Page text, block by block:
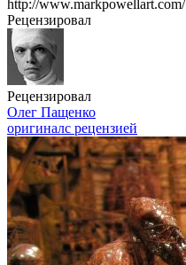
http://www.markpowellart.com/
Рецензировал
Рецензировал
Олег Пащенко
оригиналс рецензией